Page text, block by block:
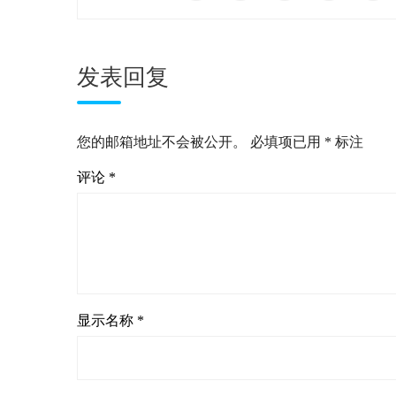
发表回复
您的邮箱地址不会被公开。 必填项已用 * 标注
评论 *
显示名称 *